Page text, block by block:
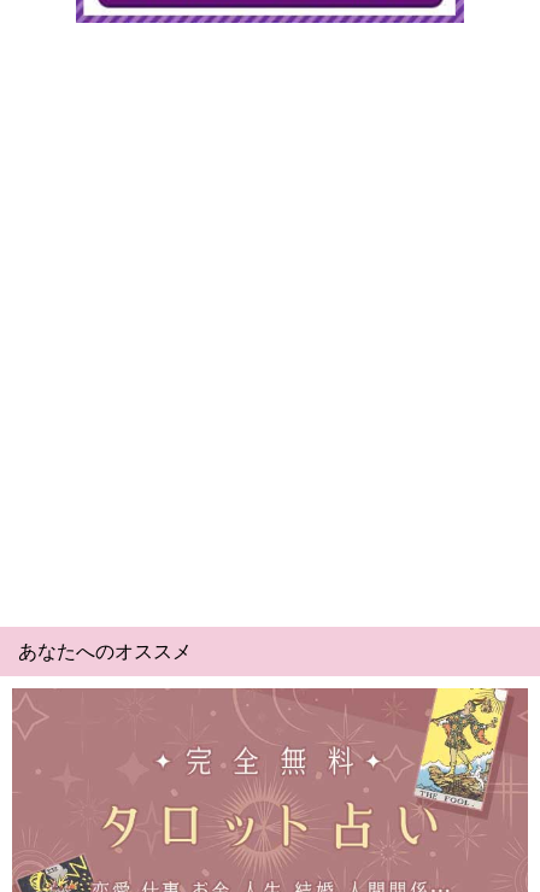
あなたへのオススメ